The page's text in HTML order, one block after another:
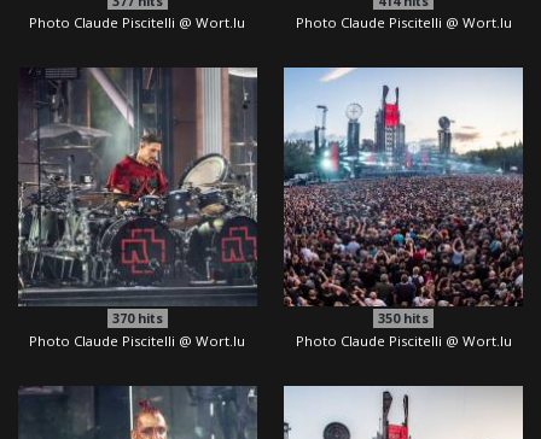
Photo Claude Piscitelli @ Wort.lu Photo Claude Piscitelli @ Wort.lu
370hits
Photo Claude Piscitelli @ Wort.lu
350hits
Photo Claude Piscitelli @ Wort.lu